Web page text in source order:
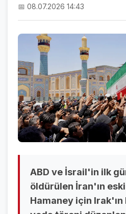
HAVA DURUMU
NÖBETÇİ ECZANELER
SON DAKİKA
SON DAKİKA HABERLERİ
VİDEO GALERİ
FOTO GALERİ
VİDEO GALERİ
📅 08.07.2026 14:43
ABD ve İsrail'in ilk
öldürülen İran'ın
Hamaney için